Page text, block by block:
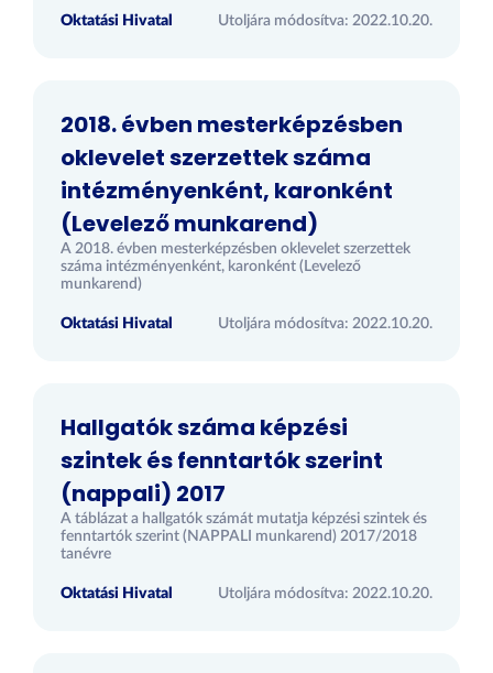
Oktatási Hivatal Utoljára módosítva: 2022.10.20.
2018. évben mesterképzésben
oklevelet szerzettek száma
intézményenként, karonként
(Levelező munkarend)
A 2018. évben mesterképzésben oklevelet szerzettek
száma intézményenként, karonként (Levelező
munkarend)
Oktatási Hivatal Utoljára módosítva: 2022.10.20.
Hallgatók száma képzési
szintek és fenntartók szerint
(nappali) 2017
A táblázat a hallgatók számát mutatja képzési szintek és
fenntartók szerint (NAPPALI munkarend) 2017/2018
tanévre
Oktatási Hivatal Utoljára módosítva: 2022.10.20.